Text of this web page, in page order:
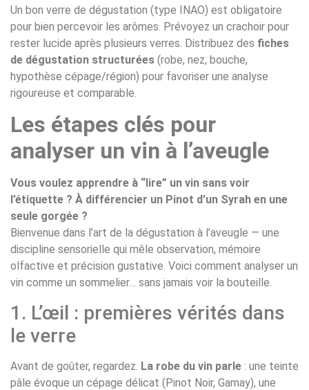
Un bon verre de dégustation (type INAO) est obligatoire
pour bien percevoir les arômes. Prévoyez un crachoir pour
rester lucide après plusieurs verres. Distribuez des fiches
de dégustation structurées (robe, nez, bouche,
hypothèse cépage/région) pour favoriser une analyse
rigoureuse et comparable.
Les étapes clés pour
analyser un vin à l’aveugle
Vous voulez apprendre à “lire” un vin sans voir
l’étiquette ? À différencier un Pinot d’un Syrah en une
seule gorgée ?
Bienvenue dans l’art de la dégustation à l’aveugle — une
discipline sensorielle qui mêle observation, mémoire
olfactive et précision gustative. Voici comment analyser un
vin comme un sommelier… sans jamais voir la bouteille.
1. L’œil : premières vérités dans
le verre
Avant de goûter, regardez. La robe du vin parle : une teinte
pâle évoque un cépage délicat (Pinot Noir, Gamay), une